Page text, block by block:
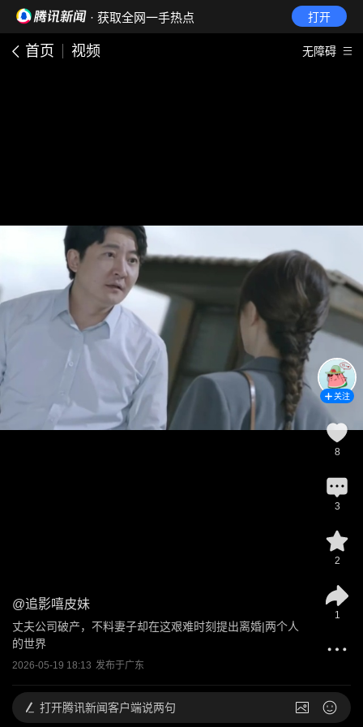
· 获取全网一手热点 打开
首页 视频 无障碍
@追影嘻皮妹
丈夫公司破产，不料妻子却在这艰难时刻提出离婚|两个人
的世界
2026-05-19 18:13 发布于广东
关注
8
3
2
1
打开腾讯新闻客户端说两句